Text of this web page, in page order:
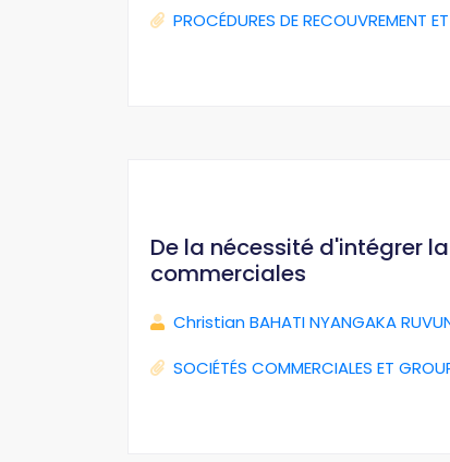
PROCÉDURES DE RECOUVREMENT
De la nécessité d'intégrer
commerciales
Christian BAHATI NYANGAKA
SOCIÉTÉS COMMERCIALES ET